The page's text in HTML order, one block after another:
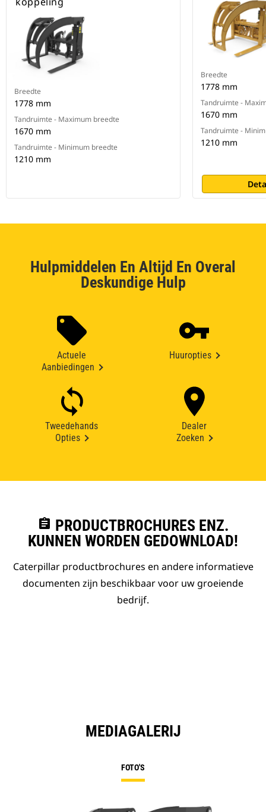
Breedte
1778 mm
Tandruimte - Maximum breedte
1670 mm
Tandruimte - Minimum breedte
1210 mm
Breedte
1778 mm
Tandruimte -
1670 mm
Tandruimte -
1210 mm
Hulpmiddelen En Altijd En Overal
Deskundige Hulp
Actuele
Aanbiedingen
Huuropties
Tweedehands
Opties
Dealer
Zoeken
assignment PRODUCTBROCHURES ENZ.
KUNNEN WORDEN GEDOWNLOAD!
Caterpillar productbrochures en andere informatieve
documenten zijn beschikbaar voor uw groeiende
bedrijf.
MEDIAGALERIJ
FOTO'S